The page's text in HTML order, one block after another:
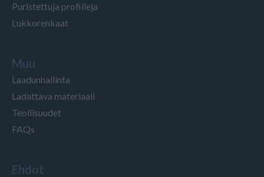
Puristettuja profiileja
Lukkorenkaat
Muu
Laadunhallinta
Ladattava materiaali
Teollisuudet
FAQs
Ehdot